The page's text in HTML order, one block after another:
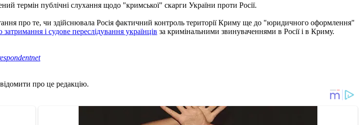
термін публічні слухання щодо "кримської" скарги України проти Росії.
про те, чи здійснювала Росія фактичний контроль території Криму ще до "юридичного оформлення"
затримання і судове переслідування українців за кримінальними звинуваченнями в Росії і в Криму.
про це редакцію.